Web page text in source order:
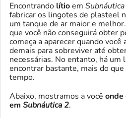
Encontrando lítioem
fabricar os lingotes de plasteel
um tanque de ar maior e
que você não conseguirá obter
começa a aparecer quando
demais para sobreviver até
necessárias. No entanto, há um
encontrar bastante, mais do
tempo.
Abaixo, mostramos a você onde
em Subnáutica 2.